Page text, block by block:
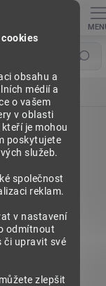
obsahu a
médií a
o vašem
v oblasti
je mohou
poskytujete
služeb.
společnost
reklam.
v nastavení
odmítnout
či upravit své
zlepšit
Hledat